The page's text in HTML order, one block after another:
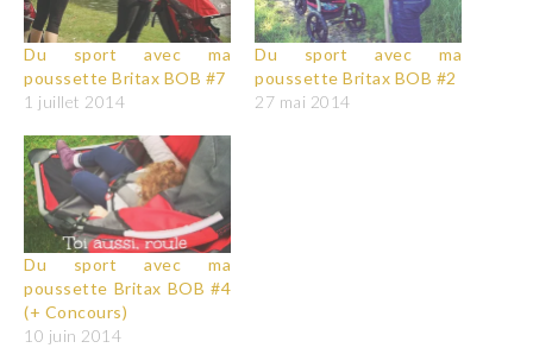
Du sport avec ma
poussette Britax BOB #7
1 juillet 2014
Du sport avec ma
poussette Britax BOB #2
27 mai 2014
Du sport avec ma
poussette Britax BOB #4
(+ Concours)
10 juin 2014